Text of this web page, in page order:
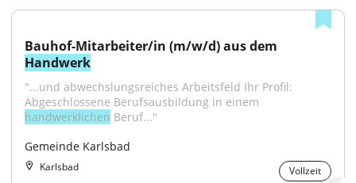
Handwerk
"...und abwechslungsreiches Arbeitsfeld Ihr Profil:
handwerklichen Beruf..."
Gemeinde Karlsbad
Karlsbad Vollzeit